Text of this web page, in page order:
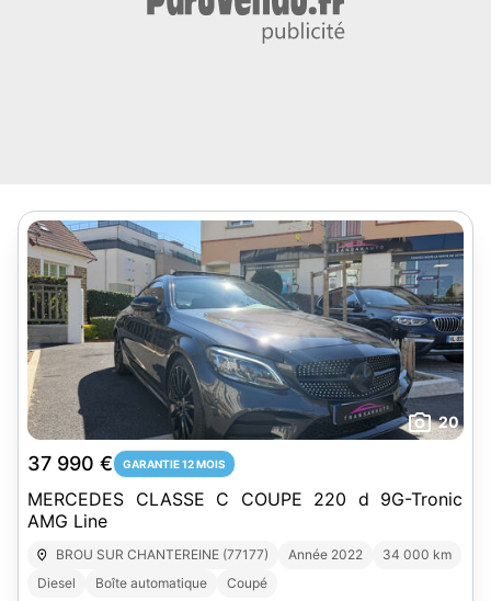
20
37 990 € GARANTIE 12 MOIS
MERCEDES CLASSE C COUPE 220 d 9G-Tronic
AMG Line
BROU SUR CHANTEREINE (77177) Année 2022
34 000 km
Diesel
Boîte automatique Coupé